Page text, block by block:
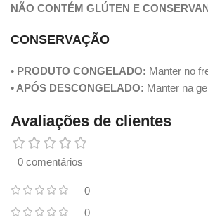
NÃO CONTÉM GLÚTEN E
CONSERVAÇÃO
• PRODUTO CONGELADO: Manter no
• APÓS DESCONGELADO: Manter na
Avaliações de clientes
0 comentários
0
0